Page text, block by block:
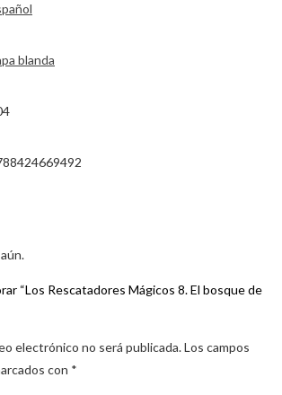
blanda
“Los Rescatadores Mágicos 8. El bosque de
electrónico no será publicada.Los campos
con *